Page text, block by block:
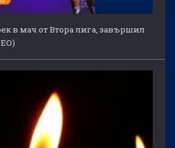
в мач от Втора лига, завършил